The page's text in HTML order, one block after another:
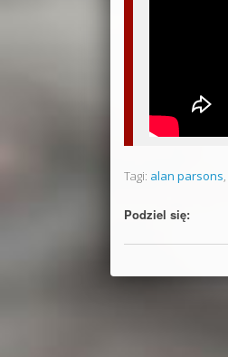
Tagi: alan parsons,
Podziel się: